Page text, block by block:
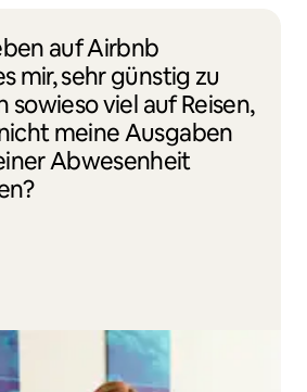
auf Airbnb
mir, sehr günstig zu
sowieso viel auf Reisen,
meine Ausgaben
Abwesenheit